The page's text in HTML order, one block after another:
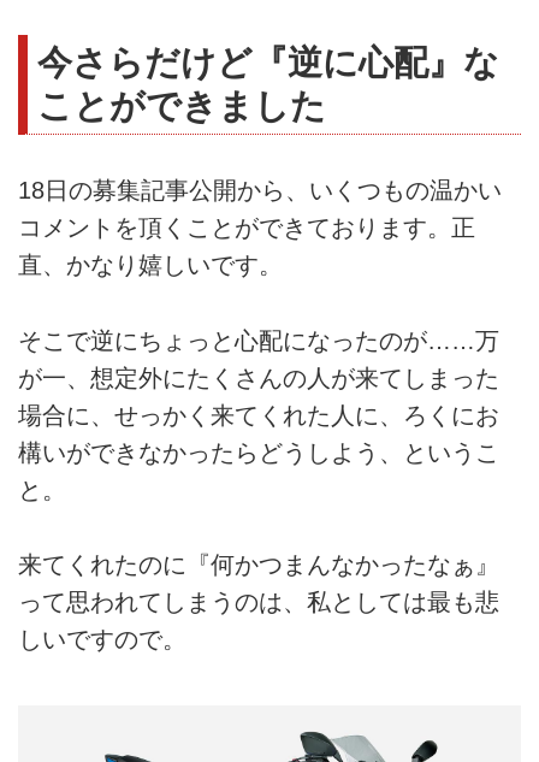
今さらだけど『逆に心配』な
ことができました
18日の募集記事公開から、いくつもの温かい
コメントを頂くことができております。正
直、かなり嬉しいです。
そこで逆にちょっと心配になったのが……万
が一、想定外にたくさんの人が来てしまった
場合に、せっかく来てくれた人に、ろくにお
構いができなかったらどうしよう、というこ
と。
来てくれたのに『何かつまんなかったなぁ』
って思われてしまうのは、私としては最も悲
しいですので。